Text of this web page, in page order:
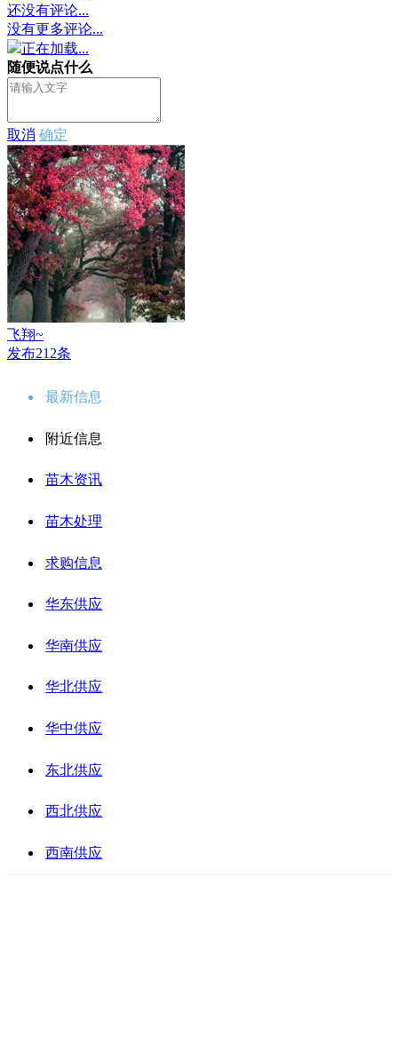
还没有评论...
没有更多评论...
正在加载...
随便说点什么
取消 确定
飞翔~
发布212条
最新信息
附近信息
苗木资讯
苗木处理
求购信息
华东供应
华南供应
华北供应
华中供应
东北供应
西北供应
西南供应